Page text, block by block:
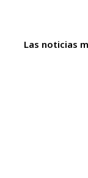
Las noticias